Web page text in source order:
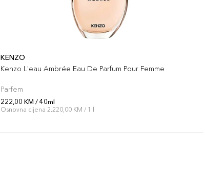
KENZO
Kenzo L'eau Ambrée Eau De Parfum Pour Femme
Parfem
222,00 KM / 40ml
Osnovna cijena 2.220,00 KM / 1 l